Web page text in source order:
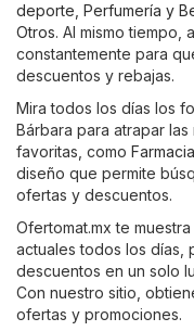
deporte Perfumería y
Otros. Al mismo tiempo,
constantemente para
descuentos y rebajas.
Mira todos los días los
Bárbara para atrapar
favoritas, como
diseño que permite
ofertas y descuentos.
Ofertomat.mx te
actuales todos los días,
descuentos en un solo
Con nuestro sitio,
ofertas y promociones.